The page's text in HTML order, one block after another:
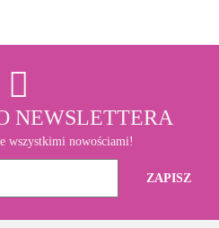
NEWSLETTERA
wszystkimi nowościami!